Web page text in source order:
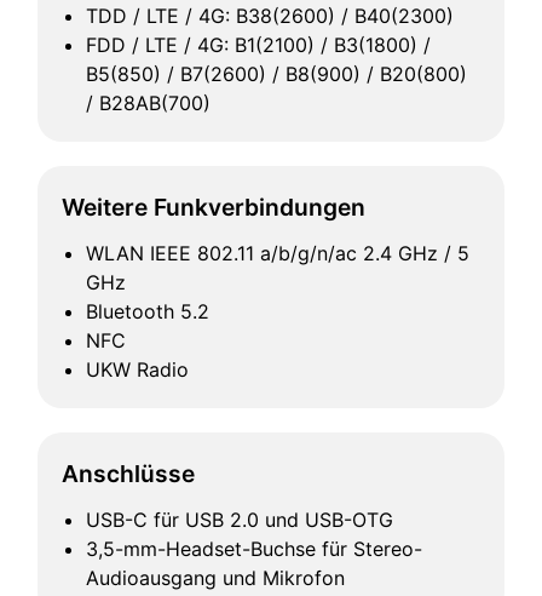
TDD / LTE / 4G: B38(2600) / B40(2300)
FDD / LTE / 4G: B1(2100) / B3(1800) /
B5(850) / B7(2600) / B8(900) / B20(800)
/ B28AB(700)
Weitere Funkverbindungen
WLAN IEEE 802.11 a/b/g/n/ac 2.4 GHz / 5
GHz
Bluetooth 5.2
NFC
UKW Radio
Anschlüsse
USB-C für USB 2.0 und USB-OTG
3,5-mm-Headset-Buchse für Stereo-
Audioausgang und Mikrofon